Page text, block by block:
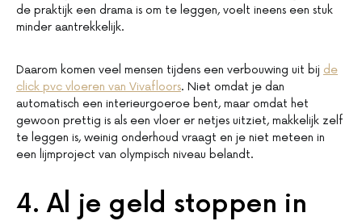
de praktijk een drama is om te leggen, voelt ineens een stuk
minder aantrekkelijk.
Daarom komen veel mensen tijdens een verbouwing uit bij de
click pvc vloeren van Vivafloors. Niet omdat je dan
automatisch een interieurgoeroe bent, maar omdat het
gewoon prettig is als een vloer er netjes uitziet, makkelijk zelf
te leggen is, weinig onderhoud vraagt en je niet meteen in
een lijmproject van olympisch niveau belandt.
4. Al je geld stoppen in